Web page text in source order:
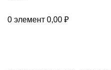
0 элемент 0,00 ₽